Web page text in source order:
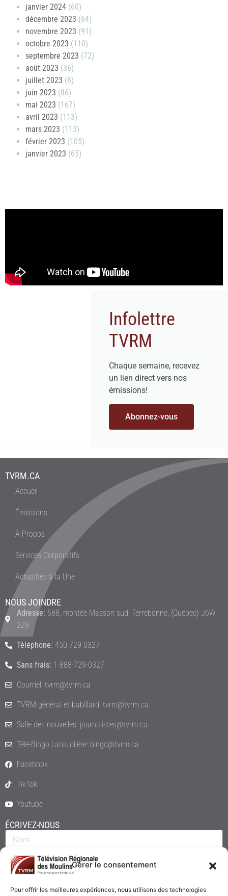
Gérer le consentement
Pour offrir les meilleures expériences, nous utilisons des technologies
janvier 2024 (60)
décembre 2023 (64)
novembre 2023 (91)
octobre 2023 (110)
septembre 2023 (72)
août 2023 (36)
juillet 2023 (8)
juin 2023 (86)
mai 2023 (167)
avril 2023 (113)
mars 2023 (113)
février 2023 (105)
janvier 2023 (65)
Infolettre
TVRM
Chaque semaine, recevez
un lien direct vers nos
émissions!
Abonnez-vous
TVRM.CA
Accueil
Émissions
À Propos
Services Corporatifs
Actualités à la Une
NOUS JOINDRE
Adresse: 688, montée Masson sud, Terrebonne, (Québec) J6W
2Z9
Téléphone: 450-729-0327
Sans frais: 1-888-729-0327
Courriel: tvrm@tvrm.ca
TVRM général et babillard: tvrm@tvrm.ca
Salle des nouvelles: journalistes@tvrm.ca
Télé-Bingo Lanaudière: bingo@tvrm.ca
Facebook
TikTok
Youtube
ÉCRIVEZ-NOUS